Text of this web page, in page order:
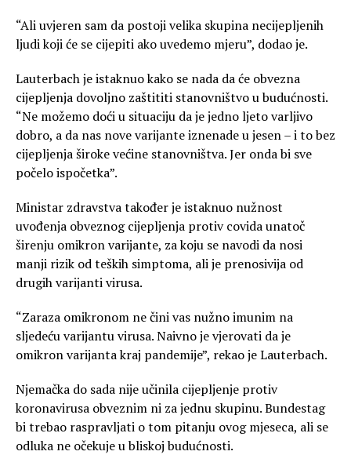
“Ali uvjeren sam da postoji velika skupina necijepljenih
ljudi koji će se cijepiti ako uvedemo mjeru”, dodao je.
Lauterbach je istaknuo kako se nada da će obvezna
cijepljenja dovoljno zaštititi stanovništvo u budućnosti.
“Ne možemo doći u situaciju da je jedno ljeto varljivo
dobro, a da nas nove varijante iznenade u jesen – i to bez
cijepljenja široke većine stanovništva. Jer onda bi sve
počelo ispočetka”.
Ministar zdravstva također je istaknuo nužnost
uvođenja obveznog cijepljenja protiv covida unatoč
širenju omikron varijante, za koju se navodi da nosi
manji rizik od teških simptoma, ali je prenosivija od
drugih varijanti virusa.
“Zaraza omikronom ne čini vas nužno imunim na
sljedeću varijantu virusa. Naivno je vjerovati da je
omikron varijanta kraj pandemije”, rekao je Lauterbach.
Njemačka do sada nije učinila cijepljenje protiv
koronavirusa obveznim ni za jednu skupinu. Bundestag
bi trebao raspravljati o tom pitanju ovog mjeseca, ali se
odluka ne očekuje u bliskoj budućnosti.